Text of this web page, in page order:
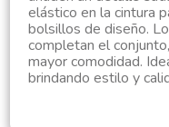
elástico en la cintura
bolsillos de diseño.
completan el
mayor comodidad.
brindando estilo y